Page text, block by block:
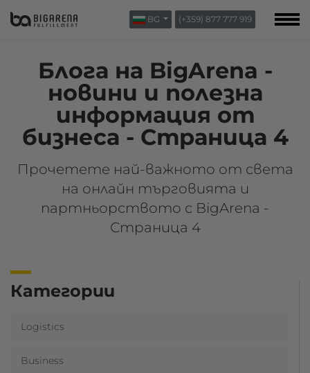
BG (+359) 877 777 919
ЗА НАС
КОНТАКТИ
Блога на BigArena -
новини и полезна
информация от
бизнеса - Страница 4
Прочетете най-важното от света
на онлайн търговията и
партньорството с BigArena -
Страница 4
Категории
Logistics
Business